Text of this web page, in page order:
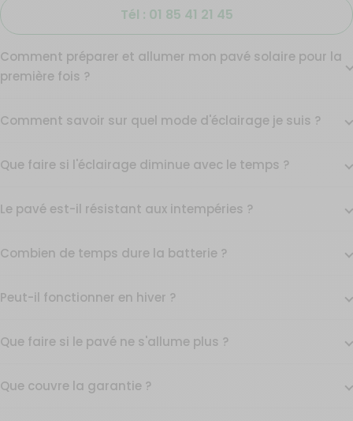
Tél : 01 85 41 21 45
Comment préparer et allumer mon pavé solaire pour la
première fois ?
Comment savoir sur quel mode d'éclairage je suis ?
Que faire si l'éclairage diminue avec le temps ?
Le pavé est-il résistant aux intempéries ?
Combien de temps dure la batterie ?
Peut-il fonctionner en hiver ?
Que faire si le pavé ne s'allume plus ?
Que couvre la garantie ?